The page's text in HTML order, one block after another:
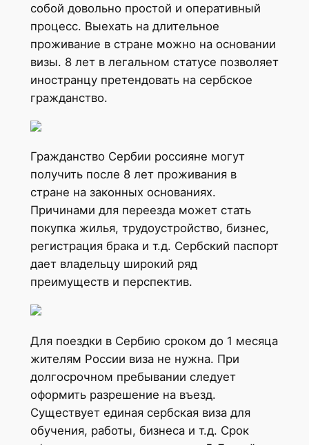
собой довольно простой и оперативный
процесс. Выехать на длительное
проживание в стране можно на основании
визы. 8 лет в легальном статусе позволяет
иностранцу претендовать на сербское
гражданство.
Гражданство Сербии россияне могут
получить после 8 лет проживания в
стране на законных основаниях.
Причинами для переезда может стать
покупка жилья, трудоустройство, бизнес,
регистрация брака и т.д. Сербский паспорт
дает владельцу широкий ряд
преимуществ и перспектив.
Для поездки в Сербию сроком до 1 месяца
жителям России виза не нужна. При
долгосрочном пребывании следует
оформить разрешение на въезд.
Существует единая сербская виза для
обучения, работы, бизнеса и т.д. Срок